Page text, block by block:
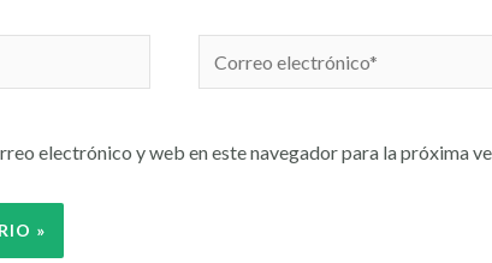
electrónico y web en este navegador para la próxima